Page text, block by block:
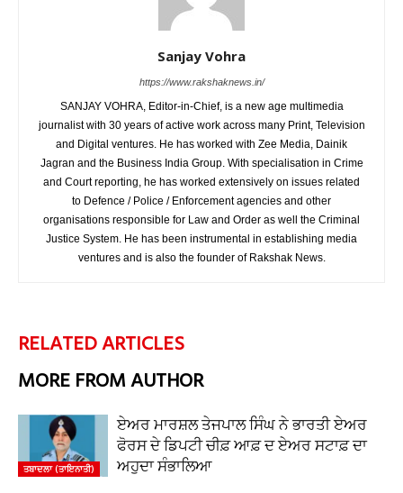
Sanjay Vohra
https://www.rakshaknews.in/
SANJAY VOHRA, Editor-in-Chief, is a new age multimedia
journalist with 30 years of active work across many Print, Television
and Digital ventures. He has worked with Zee Media, Dainik
Jagran and the Business India Group. With specialisation in Crime
and Court reporting, he has worked extensively on issues related
to Defence / Police / Enforcement agencies and other
organisations responsible for Law and Order as well the Criminal
Justice System. He has been instrumental in establishing media
ventures and is also the founder of Rakshak News.
RELATED ARTICLES
MORE FROM AUTHOR
ਤਬਾਦਲਾ (ਤਾਇਨਾਤੀ)
ਏਅਰ ਮਾਰਸ਼ਲ ਤੇਜਪਾਲ ਸਿੰਘ ਨੇ ਭਾਰਤੀ ਏਅਰ
ਫੋਰਸ ਦੇ ਡਿਪਟੀ ਚੀਫ਼ ਆਫ਼ ਦ ਏਅਰ ਸਟਾਫ਼ ਦਾ
ਅਹੁਦਾ ਸੰਭਾਲਿਆ